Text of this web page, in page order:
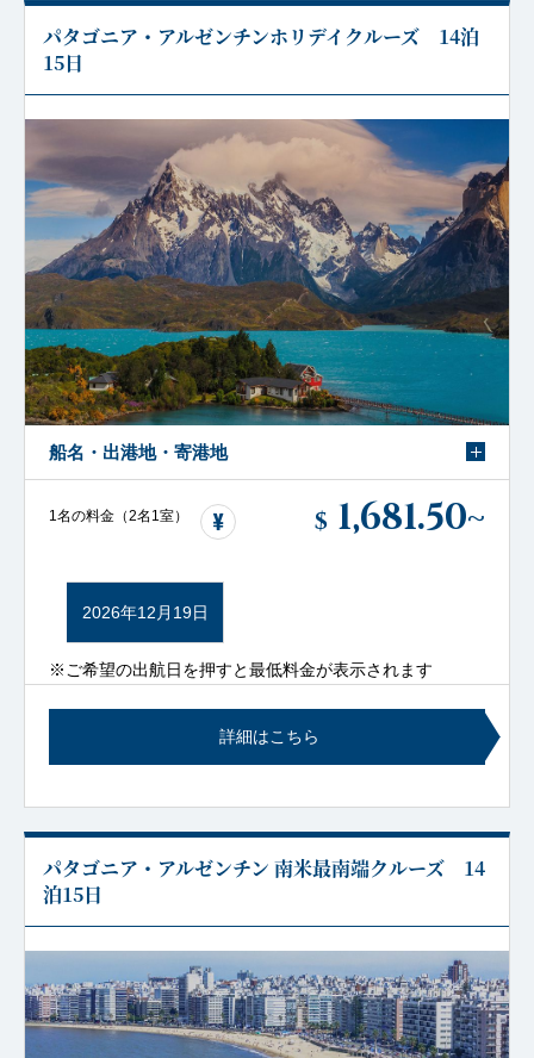
パタゴニア・アルゼンチンホリデイクルーズ 14泊
15日
船名・出港地・寄港地
1名の料金（2名1室） $ 1,681.50~
2026年12月19日
※ご希望の出航日を押すと最低料金が表示されます
詳細はこちら
パタゴニア・アルゼンチン 南米最南端クルーズ 14
泊15日